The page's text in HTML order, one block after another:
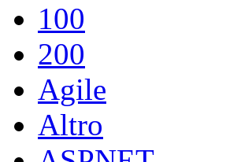
100
200
Agile
Altro